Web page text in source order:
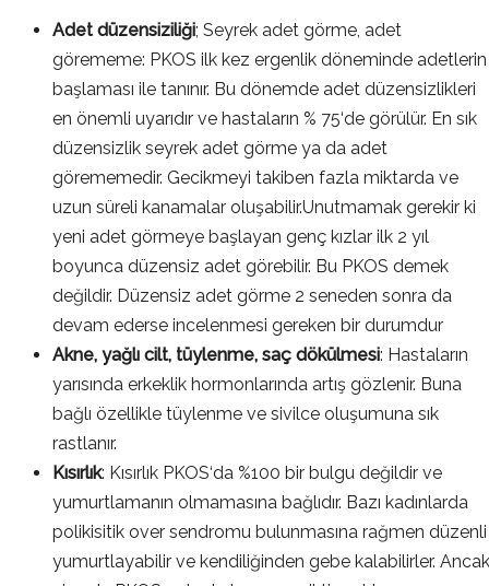
Adet düzensiziliği; Seyrek adet görme, adet
görememe: PKOS ilk kez ergenlik döneminde adetlerin
başlaması ile tanınır. Bu dönemde adet düzensizlikleri
en önemli uyarıdır ve hastaların % 75‘de görülür. En sık
düzensizlik seyrek adet görme ya da adet
görememedir. Gecikmeyi takiben fazla miktarda ve
uzun süreli kanamalar oluşabilir.Unutmamak gerekir ki
yeni adet görmeye başlayan genç kızlar ilk 2 yıl
boyunca düzensiz adet görebilir. Bu PKOS demek
değildir. Düzensiz adet görme 2 seneden sonra da
devam ederse incelenmesi gereken bir durumdur
Akne, yağlı cilt, tüylenme, saç dökülmesi: Hastaların
yarısında erkeklik hormonlarında artış gözlenir. Buna
bağlı özellikle tüylenme ve sivilce oluşumuna sık
rastlanır.
Kısırlık: Kısırlık PKOS‘da %100 bir bulgu değildir ve
yumurtlamanın olmamasına bağlıdır. Bazı kadınlarda
polikisitik over sendromu bulunmasına rağmen düzenli
yumurtlayabilir ve kendiliğinden gebe kalabilirler. Ancak